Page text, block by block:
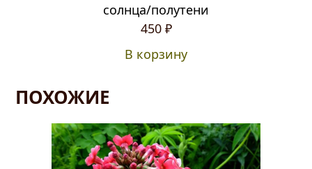
солнца/полутени
450 ₽
В корзину
ПОХОЖИЕ